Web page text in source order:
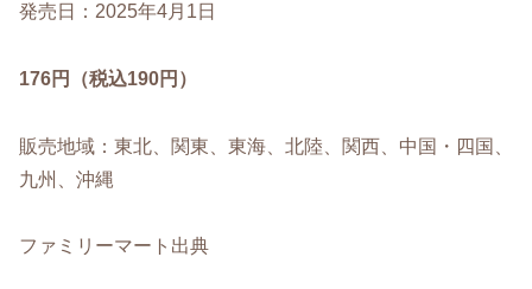
発売日：2025年4月1日
176円（税込190円）
販売地域：東北、関東、東海、北陸、関西、中国・四国、
九州、沖縄
ファミリーマート出典